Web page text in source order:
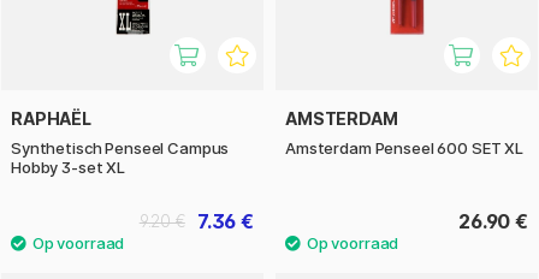
RAPHAËL
Synthetisch Penseel Campus
Hobby 3-set XL
7.36 €
9.20 €
AMSTERDAM
Amsterdam Penseel 600 SET XL
26.90 €